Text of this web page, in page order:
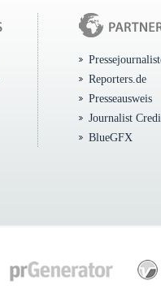
Reporters.de
Presseausweis
Journalist
BlueGFX